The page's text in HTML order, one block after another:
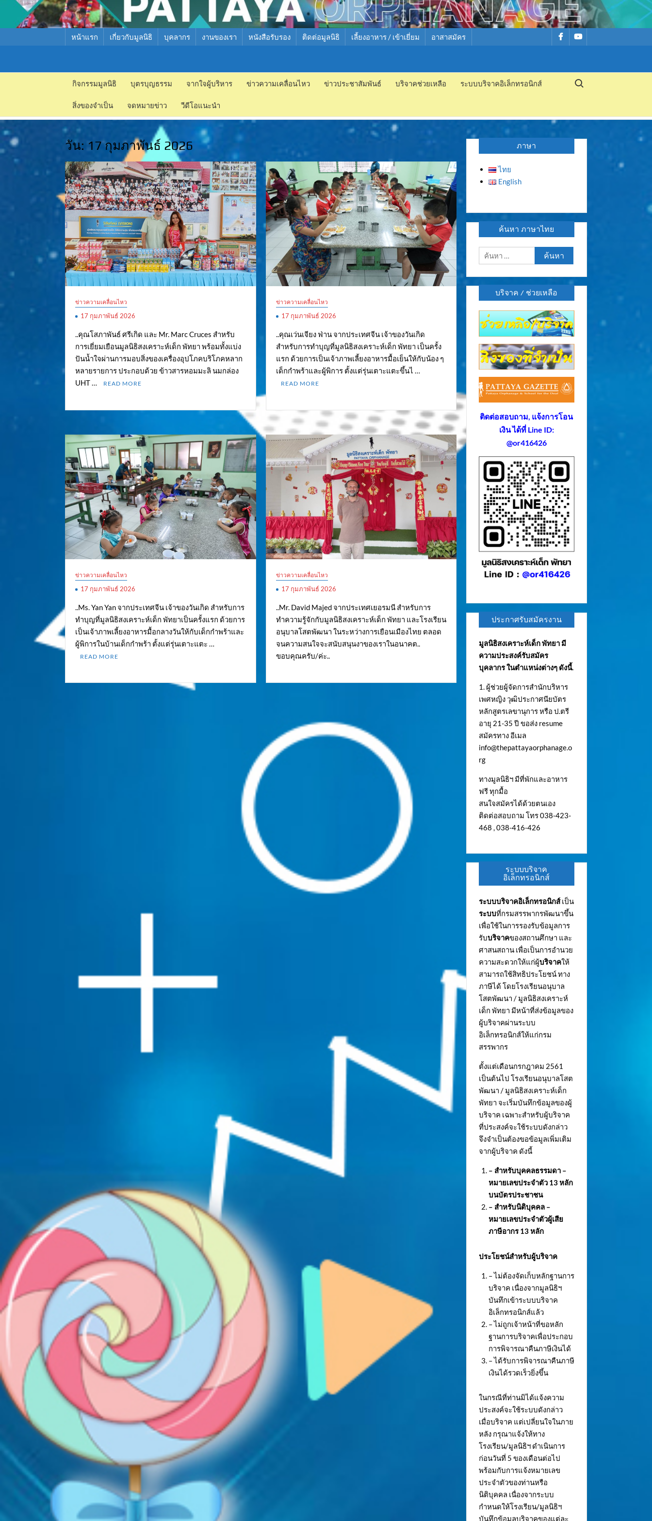
หน้าแรก เกี่ยวกับมูลนิธิ บุคลากร งานของเรา หนังสือรับรอง ติดต่อมูลนิธิ เลี้ยงอาหาร / เข้าเยี่ยม อาสาสมัคร รายการรายการ
มูลนิธิ
สงเคราะห์
เด็ก พัทยา
กิจกรรมมูลนิธิ บุตรบุญธรรม จากใจผู้บริหาร ข่าวความเคลื่อนไหว ข่าวประชาสัมพันธ์ บริจาคช่วยเหลือ ระบบบริจาคอิเล็กทรอนิกส์
สิ่งของจำเป็น จดหมายข่าว วีดีโอแนะนำ
Search for:
วัน: 17 กุมภาพันธ์ 2026
ข่าวความเคลื่อนไหว
17 กุมภาพันธ์ 2026
..คุณโสภาพันธ์ ศรีเกิด และ Mr. Marc Cruces สำหรับ
การเยี่ยมเยือนมูลนิธิสงเคราะห์เด็ก พัทยา พร้อมทั้งแบ่ง
ปันน้ำใจผ่านการมอบสิ่งของเครื่องอุปโภคบริโภคหลาก
หลายรายการ ประกอบด้วย ข้าวสารหอมมะลิ นมกล่อง
UHT …
READ MORE
ข่าวความเคลื่อนไหว
17 กุมภาพันธ์ 2026
..คุณเว่นเจียง ฟ่าน จากประเทศจีน เจ้าของวันเกิด
สำหรับการทำบุญที่มูลนิธิสงเคราะห์เด็ก พัทยา เป็นครั้ง
แรก ด้วยการเป็นเจ้าภาพเลี้ยงอาหารมื้อเย็นให้กับน้อง ๆ
เด็กกำพร้าและผู้พิการ ตั้งแต่รุ่นเตาะแตะขึ้นไ …
READ MORE
ข่าวความเคลื่อนไหว
17 กุมภาพันธ์ 2026
..Ms. Yan Yan จากประเทศจีน เจ้าของวันเกิด สำหรับการ
ทำบุญที่มูลนิธิสงเคราะห์เด็ก พัทยาเป็นครั้งแรก ด้วยการ
เป็นเจ้าภาพเลี้ยงอาหารมื้อกลางวันให้กับเด็กกำพร้าและ
ผู้พิการในบ้านเด็กกำพร้า ตั้งแต่รุ่นเตาะแตะ …
READ MORE
ข่าวความเคลื่อนไหว
17 กุมภาพันธ์ 2026
..Mr. David Majed จากประเทศเยอรมนี สำหรับการ
ทำความรู้จักกับมูลนิธิสงเคราะห์เด็ก พัทยา และโรงเรียน
อนุบาลโสตพัฒนา ในระหว่างการเยือนเมืองไทย ตลอด
จนความสนใจจะสนับสนุนงาของเราในอนาคต..
ขอบคุณครับ/ค่ะ..
ภาษา
ไทย
English
ค้นหา ภาษาไทย
ค้นหา
สำหรับ:
บริจาค / ช่วยเหลือ
ติดต่อสอบถาม, แจ้งการโอน
เงิน ได้ที่ Line ID:
@or416426
ประกาศรับสมัครงาน
มูลนิธิสงเคราะห์เด็ก พัทยา มี
ความประสงค์รับสมัคร
บุคลากร ในตำแหน่งต่างๆ ดังนี้.
1. ผู้ช่วยผู้จัดการสำนักบริหาร
เพศหญิง วุฒิประกาศนียบัตร
หลักสูตรเลขานุการ หรือ ป.ตรี
อายุ 21-35 ปี ขอส่ง resume
สมัครทาง อีเมล
info@thepattayaorphanage.o
rg
ทางมูลนิธิฯ มีที่พักและอาหาร
ฟรี ทุกมื้อ
สนใจสมัครได้ด้วยตนเอง
ติดต่อสอบถาม โทร 038-423-
468 , 038-416-426
ระบบบริจาค
อิเล็กทรอนิกส์
ระบบบริจาคอิเล็กทรอนิกส์เป็น
ระบบที่กรมสรรพากรพัฒนาขึ้น
เพื่อใช้ในการรองรับข้อมูลการ
รับบริจาคของสถานศึกษา และ
ศาสนสถาน เพื่อเป็นการอำนวย
ความสะดวกให้แก่ผู้บริจาคให้
สามารถใช้สิทธิประโยชน์ ทาง
ภาษีได้ โดยโรงเรียนอนุบาล
โสตพัฒนา / มูลนิธิสงเคราะห์
เด็ก พัทยา มีหน้าที่ส่งข้อมูลของ
ผู้บริจาคผ่านระบบ
อิเล็กทรอนิกส์ให้แก่กรม
สรรพากร
ตั้งแต่เดือนกรกฎาคม 2561
เป็นต้นไป โรงเรียนอนุบาลโสต
พัฒนา / มูลนิธิสงเคราะห์เด็ก
พัทยา จะเริ่มบันทึกข้อมูลของผู้
บริจาค เฉพาะสำหรับผู้บริจาค
ที่ประสงค์จะใช้ระบบดังกล่าว
จึงจำเป็นต้องขอข้อมูลเพิ่มเติม
จากผู้บริจาค ดังนี้
– สำหรับบุคคลธรรมดา –
หมายเลขประจำตัว 13 หลัก
บนบัตรประชาชน
– สำหรับนิติบุคคล –
หมายเลขประจำตัวผู้เสีย
ภาษีอากร 13 หลัก
ประโยชน์สำหรับผู้บริจาค
– ไม่ต้องจัดเก็บหลักฐานการ
บริจาค เนื่องจากมูลนิธิฯ
บันทึกเข้าระบบบริจาค
อิเล็กทรอนิกส์แล้ว
– ไม่ถูกเจ้าหน้าที่ขอหลัก
ฐานการบริจาคเพื่อประกอบ
การพิจารณาคืนภาษีเงินได้
– ได้รับการพิจารณาคืนภาษี
เงินได้รวดเร็วยิ่งขึ้น
ในกรณีที่ท่านมิได้แจ้งความ
ประสงค์จะใช้ระบบดังกล่าว
เมื่อบริจาค แต่เปลี่ยนใจในภาย
หลัง กรุณาแจ้งให้ทาง
โรงเรียน/มูลนิธิฯ ดำเนินการ
ก่อนวันที่ 5 ของเดือนต่อไป
พร้อมกับการแจ้งหมายเลข
ประจำตัวของท่านหรือ
นิติบุคคล เนื่องจากระบบ
กำหนดให้โรงเรียน/มูลนิธิฯ
บันทึกข้อมูลบริจาคของแต่ละ